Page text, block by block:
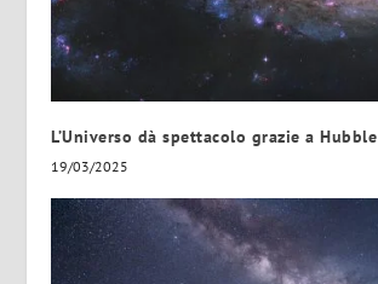
L’Universo dà spettacolo grazie a Hubble
19/03/2025